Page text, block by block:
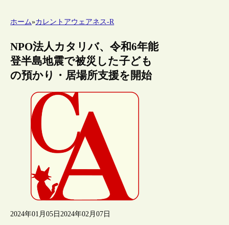
ホーム»カレントアウェアネス-R
NPO法人カタリバ、令和6年能
登半島地震で被災した子ども
の預かり・居場所支援を開始
2024年01月05日 2024年02月07日